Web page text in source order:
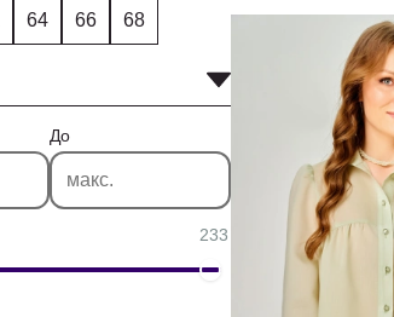
64 66 68
До
233